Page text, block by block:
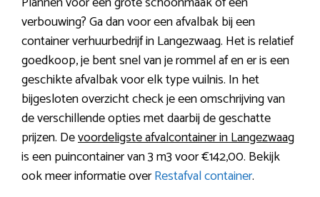
verbouwing? Ga dan voor een afvalbak bij een
container verhuurbedrijf in Langezwaag. Het is relatief
goedkoop, je bent snel van je rommel af en er is een
geschikte afvalbak voor elk type vuilnis. In het
bijgesloten overzicht check je een omschrijving van
de verschillende opties met daarbij de geschatte
prijzen. Devoordeligste afvalcontainer in Langezwaag
is een puincontainer van 3 m3 voor €142,00. Bekijk
ook meer informatie overRestafval container.